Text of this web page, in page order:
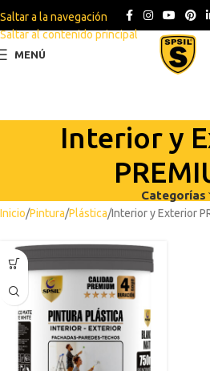
Saltar a la navegación
Saltar al contenido principal
MENÚ
Interior y
Categorías
Inicio Pintura Plástica Interior y Exterior